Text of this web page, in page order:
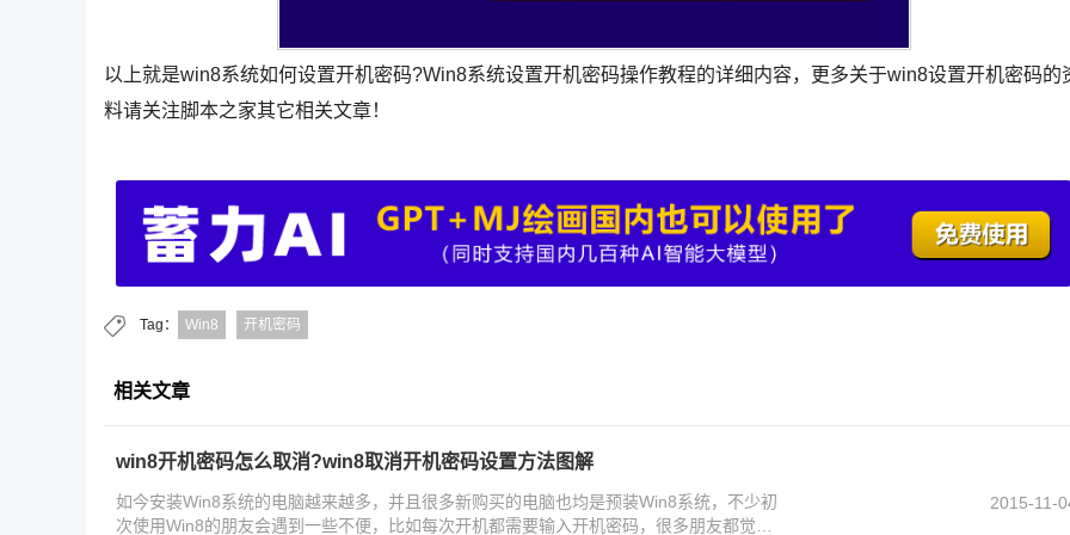
以上就是win8系统如何设置开机密码?Win8系统设置开机密码操作教程的详细内容，更多关于win8设置开机密码的
料请关注脚本之家其它相关文章！
Tag： Win8 开机密码
相关文章
win8开机密码怎么取消?win8取消开机密码设置方法图解
如今安装Win8系统的电脑越来越多，并且很多新购买的电脑也均是预装Win8系统，不少初
次使用Win8的朋友会遇到一些不便，比如每次开机都需要输入开机密码，很多朋友都觉
2015-11-